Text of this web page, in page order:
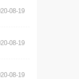
08-19
08-19
08-19